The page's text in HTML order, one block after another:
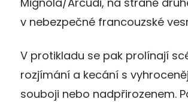
v nebezpečné francouzské
V protikladu se pak prolínají
rozjímání a kecání s
souboji nebo nadpřirozenem.